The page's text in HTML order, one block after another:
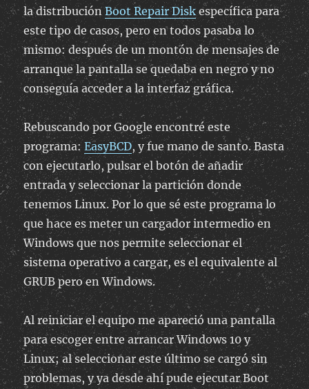
la distribuciónBoot Repair Disk específica para
este tipo de casos, pero en todos pasaba lo
mismo: después de un montón de mensajes de
arranque la pantalla se quedaba en negro y no
conseguía acceder a la interfaz gráfica.
Rebuscando por Google encontré este
programa:EasyBCD, y fue mano de santo. Basta
con ejecutarlo, pulsar el botón de añadir
entrada y seleccionar la partición donde
tenemos Linux. Por lo que sé este programa lo
que hace es meter un cargador intermedio en
Windows que nos permite seleccionar el
sistema operativo a cargar, es el equivalente al
GRUB pero en Windows.
Al reiniciar el equipo me apareció una pantalla
para escoger entre arrancar Windows 10 y
Linux; al seleccionar este último se cargó sin
problemas, y ya desde ahí pude ejecutar Boot